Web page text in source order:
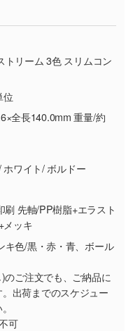
印刷したい／印
ップの指定や、
おります。→
ター部分だけを
いたいキャラク
いるデータは切
く見る
りない／塗り足
りも小さい場
あれば拡張が可
いて
た場合、または
いる場合
交換依頼(商
等)
10:00～
トリーム 3色 スリムコン
位
全長140.0mm 重量/約
ワイト/ ボルドー
刷 先軸/PP樹脂+エラスト
メッキ
キ色/黒・赤・青、ボール
のご注文でも、ご納品に
出荷までのスケジュー
可